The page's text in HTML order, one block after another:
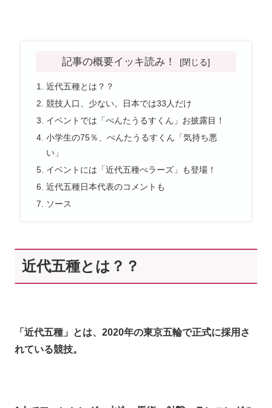
記事の概要イッキ読み！
近代五種とは？？
競技人口、少ない。日本では33人だけ
イベントでは「ぺんたうるすくん」お披露目！
小学生の75％、ぺんたうるすくん「気持ち悪
い」
イベントには「近代五種ぺラーズ」も登場！
近代五種日本代表のコメントも
ソース
近代五種とは？？
「近代五種」とは、2020年の東京五輪で正式に採用さ
れている競技。